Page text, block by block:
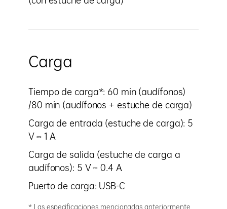
Carga
Tiempo de carga*: 60 min (audífonos)
/80 min (audífonos + estuche de carga)
Carga de entrada (estuche de carga): 5
V ⎓ 1 A
Carga de salida (estuche de carga a
audífonos): 5 V ⎓ 0.4 A
Puerto de carga: USB-C
* Las especificaciones mencionadas anteriormente